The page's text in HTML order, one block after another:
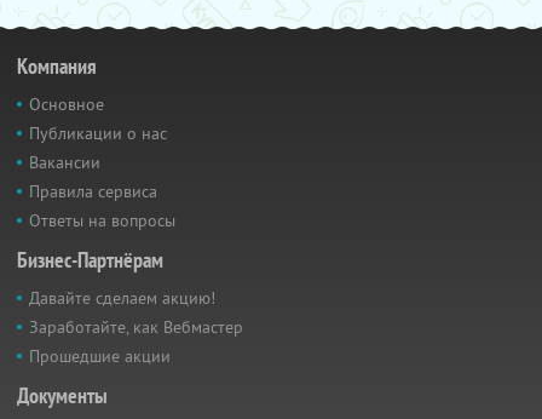
Компания
Основное
Публикации о нас
Вакансии
Правила сервиса
Ответы на вопросы
Бизнес-Партнёрам
Давайте сделаем акцию!
Заработайте, как Вебмастер
Прошедшие акции
Документы